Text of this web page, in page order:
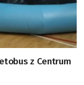
z Centrum